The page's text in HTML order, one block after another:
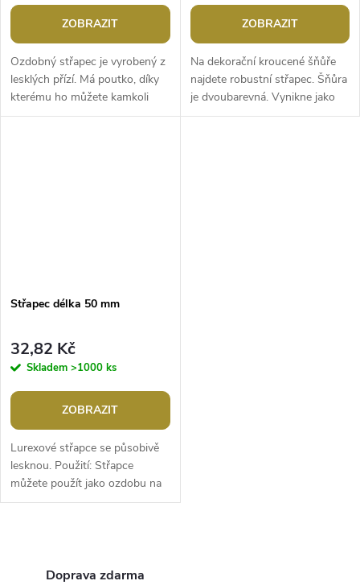
ZOBRAZIT
Ozdobný střapec je vyrobený z
lesklých přízí. Má poutko, díky
kterému ho můžete kamkoli
připevnit. Zdobí ho broušený
ZOBRAZIT
Na dekorační kroucené šňůře
najdete robustní střapec. Šňůra
je dvoubarevná. Vynikne jako
ozdoba záclon, závěsů a
Střapec délka 50 mm
32,82 Kč
Skladem >1000 ks
ZOBRAZIT
Lurexové střapce se působivě
lesknou. Použití: Střapce
můžete použít jako ozdobu na
tašky, kabelky, boty, pouzdra
Doprava zdarma